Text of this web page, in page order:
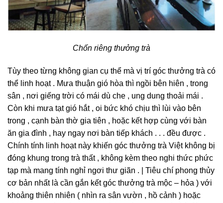
Chốn riêng thưởng trà
Tùy theo từng không gian cụ thể mà vị trí góc thưởng trà có
thể linh hoạt . Mưa thuận gió hòa thì ngồi bên hiên , trong
sân , nơi giếng trời có mái dù che , ung dung thoải mái .
Còn khi mưa tạt gió hắt , oi bức khó chịu thì lùi vào bên
trong , cạnh bàn thờ gia tiên , hoặc kết hợp cùng với bàn
ăn gia đình , hay ngay nơi bàn tiếp khách . . . đều được .
Chính tính linh hoạt này khiến góc thưởng trà Việt không bị
đóng khung trong trà thất , không kèm theo nghi thức phức
tạp mà mang tính nghỉ ngơi thư giãn . | Tiêu chí phong thủy
cơ bản nhất là cần gắn kết góc thưởng trà mộc – hỏa ) với
khoảng thiên nhiên ( nhìn ra sân vườn , hồ cảnh ) hoặc